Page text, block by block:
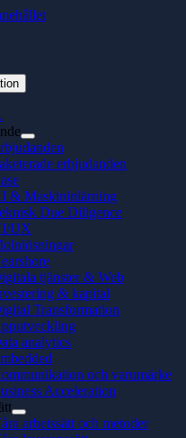
erbjudanden
& Maskininlärning
Due Diligence
UX
tjänster & Web
& kapital
Transformation
analytics
och varumärke
Acceleration
arbetssätt och metoder